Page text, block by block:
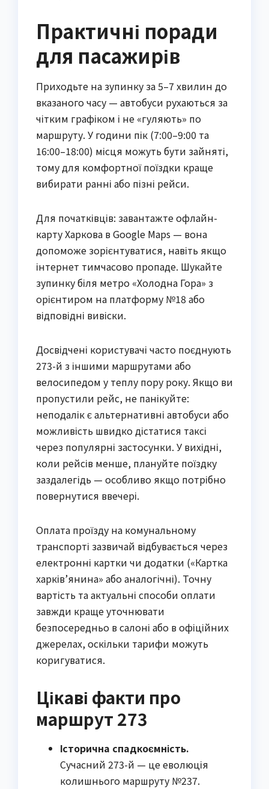
Практичні поради
для пасажирів
Приходьте на зупинку за 5–7 хвилин до
вказаного часу — автобуси рухаються за
чітким графіком і не «гуляють» по
маршруту. У години пік (7:00–9:00 та
16:00–18:00) місця можуть бути зайняті,
тому для комфортної поїздки краще
вибирати ранні або пізні рейси.
Для початківців: завантажте офлайн-
карту Харкова в Google Maps — вона
допоможе зорієнтуватися, навіть якщо
інтернет тимчасово пропаде. Шукайте
зупинку біля метро «Холодна Гора» з
орієнтиром на платформу №18 або
відповідні вивіски.
Досвідчені користувачі часто поєднують
273-й з іншими маршрутами або
велосипедом у теплу пору року. Якщо ви
пропустили рейс, не панікуйте:
неподалік є альтернативні автобуси або
можливість швидко дістатися таксі
через популярні застосунки. У вихідні,
коли рейсів менше, плануйте поїздку
заздалегідь — особливо якщо потрібно
повернутися ввечері.
Оплата проїзду на комунальному
транспорті зазвичай відбувається через
електронні картки чи додатки («Картка
харків’янина» або аналогічні). Точну
вартість та актуальні способи оплати
завжди краще уточнювати
безпосередньо в салоні або в офіційних
джерелах, оскільки тарифи можуть
коригуватися.
Цікаві факти про
маршрут 273
Історична спадкоємність.
Сучасний 273-й — це еволюція
колишнього маршруту №237.